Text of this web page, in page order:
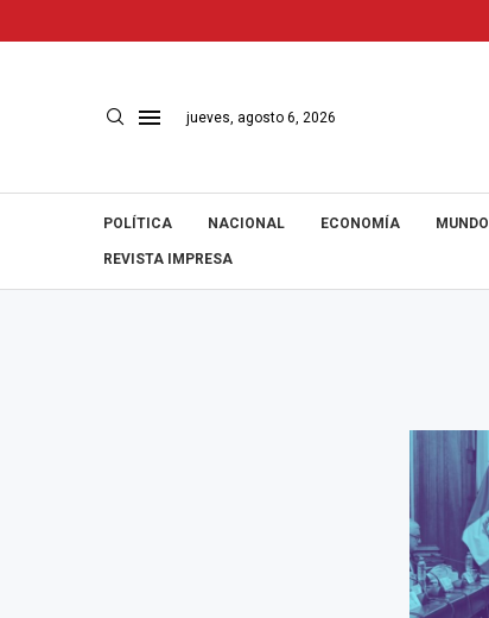
jueves, agosto 6, 2026
POLÍTICA NACIONAL ECONOMÍA MUNDO
REVISTA IMPRESA